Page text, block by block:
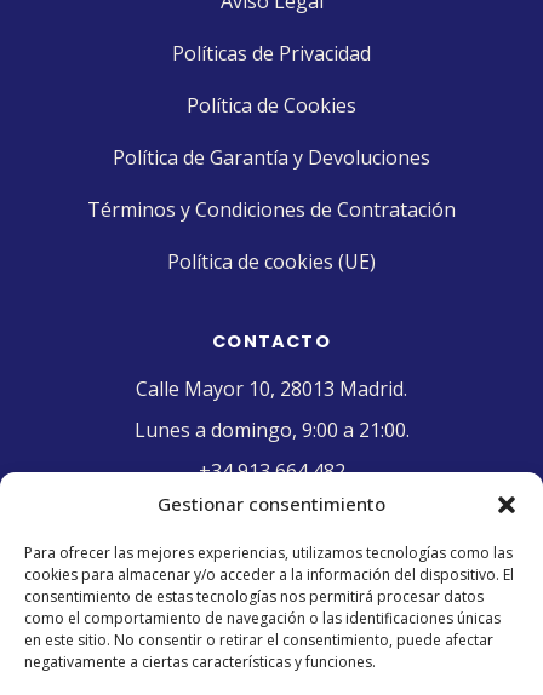
Gestionar consentimiento
Para ofrecer las mejores experiencias, utilizamos tecnologías como las
cookies para almacenar y/o acceder a la información del dispositivo. El
consentimiento de estas tecnologías nos permitirá procesar datos
como el comportamiento de navegación o las identificaciones únicas
en este sitio. No consentir o retirar el consentimiento, puede afectar
negativamente a ciertas características y funciones.
Políticas de Privacidad
Política de Cookies
Política de Garantía y Devoluciones
Términos y Condiciones de Contratación
Política de cookies (UE)
CONTACTO
Calle Mayor 10, 28013 Madrid.
Lunes a domingo, 9:00 a 21:00.
+34 913 664 482
contacto@pasteleriaelriojano.com
SELLO DE CALIDAD